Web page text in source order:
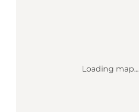
Loading map...